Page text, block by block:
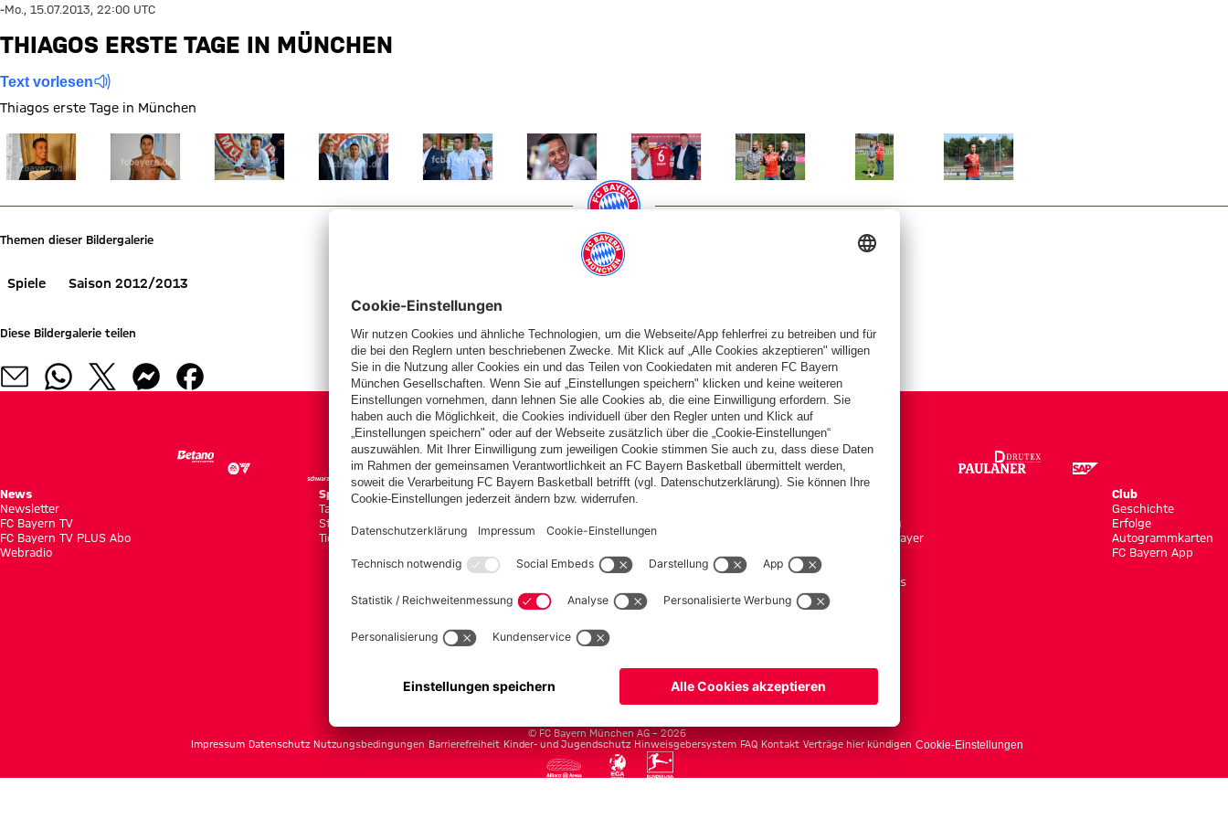
-Mo., 15.07.2013, 22:00 UTC
THIAGOS ERSTE TAGE IN MÜNCHEN
Text vorlesen
Thiagos erste Tage in München
Zeige in voller GrößeZeige in voller GrößeZeige in voller GrößeZeige in voller GrößeZeige in voller GrößeZeige in voller GrößeZeige in voller GrößeZeige in voller GrößeZeige in voller GrößeZeige in voller Größe
Themen dieser Bildergalerie
Spiele Saison 2012/2013
Diese Bildergalerie teilen
PARTNER
News
Newsletter
FC Bayern TV
FC Bayern TV PLUS Abo
Webradio
Spiele
Tabellen
Statistiken
Tickets
Teams
Amateure
Campus Teams
Bekleidung
Shop by Player
Accessoires
Club
Geschichte
Erfolge
Autogrammkarten
FC Bayern App
fcbayern.com Basketball Allianz Arena Media Center Jobs FC Bayern Tours
© FC Bayern München AG – 2026
Impressum Datenschutz Nutzungsbedingungen Barrierefreiheit Kinder- und Jugendschutz Hinweisgebersystem FAQ Kontakt Verträge hier kündigen Cookie-Einstellungen